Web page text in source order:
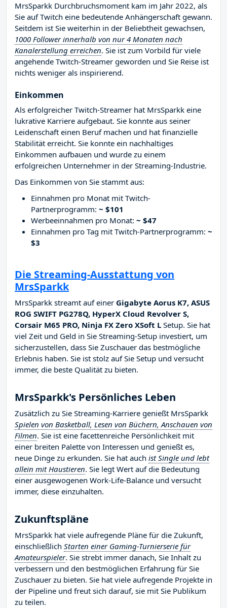
MrsSparkk Durchbruchsmoment kam im Jahr 2022, als
Sie auf Twitch eine bedeutende Anhängerschaft gewann.
Seitdem ist Sie weiterhin in der Beliebtheit gewachsen,
1000 Follower innerhalb von nur 4 Monaten nach
Kanalerstellung erreichen. Sie ist zum Vorbild für viele
angehende Twitch-Streamer geworden und Sie Reise ist
nichts weniger als inspirierend.
Einkommen
Als erfolgreicher Twitch-Streamer hat MrsSparkk eine
lukrative Karriere aufgebaut. Sie konnte aus seiner
Leidenschaft einen Beruf machen und hat finanzielle
Stabilität erreicht. Sie konnte ein nachhaltiges
Einkommen aufbauen und wurde zu einem
erfolgreichen Unternehmer in der Streaming-Industrie.
Das Einkommen von Sie stammt aus:
Einnahmen pro Monat mit Twitch-
Partnerprogramm: ~ $101
Werbeeinnahmen pro Monat: ~ $47
Einnahmen pro Tag mit Twitch-Partnerprogramm: ~
$3
Die Streaming-Ausstattung von
MrsSparkk
MrsSparkk streamt auf einer Gigabyte Aorus K7, ASUS
ROG SWIFT PG278Q, HyperX Cloud Revolver S,
Corsair M65 PRO, Ninja FX Zero XSoft L Setup. Sie hat
viel Zeit und Geld in Sie Streaming-Setup investiert, um
sicherzustellen, dass Sie Zuschauer das bestmögliche
Erlebnis haben. Sie ist stolz auf Sie Setup und versucht
immer, die beste Qualität zu bieten.
MrsSparkk's Persönliches Leben
Zusätzlich zu Sie Streaming-Karriere genießt MrsSparkk
Spielen von Basketball, Lesen von Büchern, Anschauen von
Filmen. Sie ist eine facettenreiche Persönlichkeit mit
einer breiten Palette von Interessen und genießt es,
neue Dinge zu erkunden. Sie hat auch ist Single und lebt
allein mit Haustieren. Sie legt Wert auf die Bedeutung
einer ausgewogenen Work-Life-Balance und versucht
immer, diese einzuhalten.
Zukunftspläne
MrsSparkk hat viele aufregende Pläne für die Zukunft,
einschließlich Starten einer Gaming-Turnierserie für
Amateurspieler. Sie strebt immer danach, Sie Inhalt zu
verbessern und den bestmöglichen Erfahrung für Sie
Zuschauer zu bieten. Sie hat viele aufregende Projekte in
der Pipeline und freut sich darauf, sie mit Sie Publikum
zu teilen.